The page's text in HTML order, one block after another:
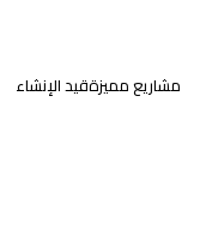
مشاريع مميزةقيد الإنشاء